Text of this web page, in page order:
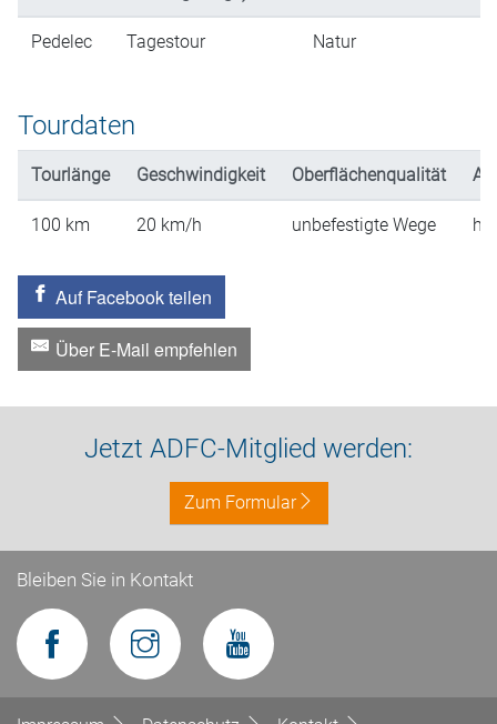
Pedelec Tagestour Natur
Tourdaten
Tourlänge Geschwindigkeit Oberflächenqualität
100 km 20 km/h unbefestigte Wege
Auf Facebook teilen
Über E-Mail empfehlen
Jetzt ADFC-Mitglied werden:
Zum Formular
Bleiben Sie in Kontakt